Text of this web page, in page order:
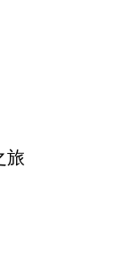
旅